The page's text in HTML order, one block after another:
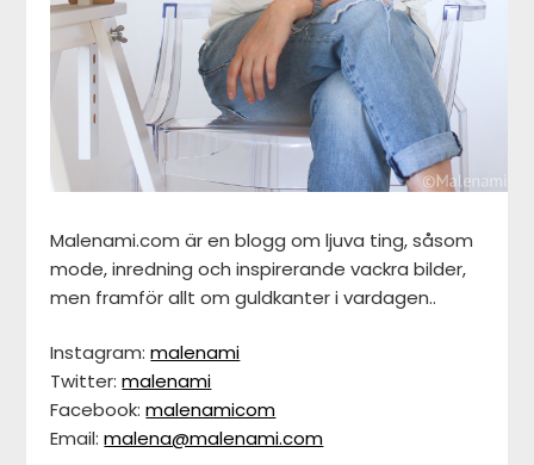
Malenami.com är en blogg om ljuva ting, såsom
mode, inredning och inspirerande vackra bilder,
men framför allt om guldkanter i vardagen..
Instagram:malenami
Twitter:malenami
Facebook:malenamicom
Email:malena@malenami.com